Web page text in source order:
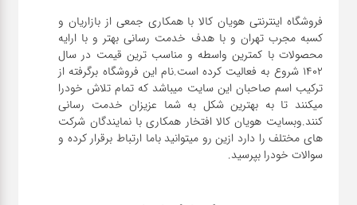
فروشگاه اینترنتی هویان کالا با همکاری جمعی از بازاریان و
کسبه مجرب تهران و با هدف خدمت رسانی بهتر و با ارایه
محصولات با کمترین واسطه و مناسب ترین قیمت در سال
1402 شروع به فعالیت کرده است.نام این فروشگاه برگرفته از
ترکیب اسم صاحبان این سایت میباشد که تمام تلاش خودرا
میکنند تا به بهترین شکل به شما عزیزان خدمت رسانی
کنند.وبسایت هویان کالا افتخار همکاری با نمایندگان شرکت
های مختلف را دارد ازین رو میتوانید باما ارتباط برقرار کرده و
سوالات خودرا بپرسید.